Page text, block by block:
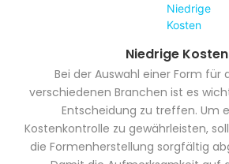
Niedrige Kosten
Bei der Auswahl einer Form für
verschiedenen Branchen ist es
Entscheidung zu treffen. Um
Kostenkontrolle zu gewährleisten,
die Formenherstellung sorgfältig